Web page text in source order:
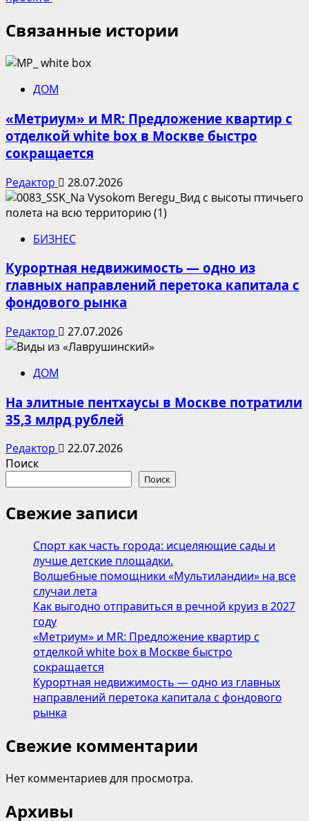
Связанные истории
ДОМ
«Метриум» и MR: Предложение квартир с
отделкой white box в Москве быстро
сокращается
Редактор 28.07.2026
БИЗНЕС
Курортная недвижимость — одно из
главных направлений перетока капитала с
фондового рынка
Редактор 27.07.2026
ДОМ
На элитные пентхаусы в Москве потратили
35,3 млрд рублей
Редактор
22.07.2026
Поиск
Поиск
Свежие записи
Спорт как часть города: исцеляющие сады и
лучше детские площадки.
Волшебные помощники «Мультиландии» на все
случаи лета
Как выгодно отправиться в речной круиз в 2027
году
«Метриум» и MR: Предложение квартир с
отделкой white box в Москве быстро
сокращается
Курортная недвижимость — одно из главных
направлений перетока капитала с фондового
рынка
Свежие комментарии
Нет комментариев для просмотра.
Архивы